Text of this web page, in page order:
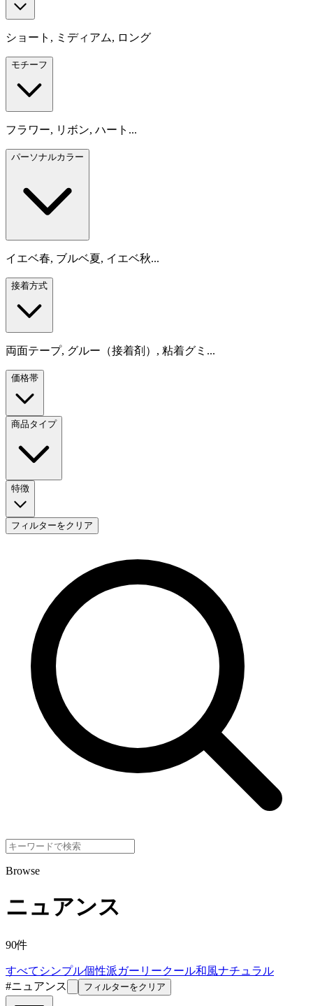
ショート, ミディアム, ロング
モチーフ
フラワー, リボン, ハート...
パーソナルカラー
イエベ春, ブルベ夏, イエベ秋...
接着方式
両面テープ, グルー（接着剤）, 粘着グミ...
価格帯
商品タイプ
特徴
フィルターをクリア
Browse
ニュアンス
90件
すべて シンプル個性派ガーリークール和風ナチュラル
#ニュアンス フィルターをクリア